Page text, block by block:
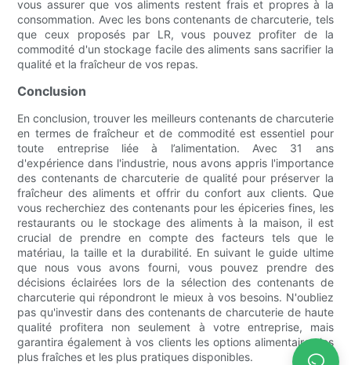
vous assurer que vos aliments restent frais et propres à la
consommation. Avec les bons contenants de charcuterie, tels
que ceux proposés par LR, vous pouvez profiter de la
commodité d'un stockage facile des aliments sans sacrifier la
qualité et la fraîcheur de vos repas.
Conclusion
En conclusion, trouver les meilleurs contenants de charcuterie
en termes de fraîcheur et de commodité est essentiel pour
toute entreprise liée à l’alimentation. Avec 31 ans
d'expérience dans l'industrie, nous avons appris l'importance
des contenants de charcuterie de qualité pour préserver la
fraîcheur des aliments et offrir du confort aux clients. Que
vous recherchiez des contenants pour les épiceries fines, les
restaurants ou le stockage des aliments à la maison, il est
crucial de prendre en compte des facteurs tels que le
matériau, la taille et la durabilité. En suivant le guide ultime
que nous vous avons fourni, vous pouvez prendre des
décisions éclairées lors de la sélection des contenants de
charcuterie qui répondront le mieux à vos besoins. N'oubliez
pas qu'investir dans des contenants de charcuterie de haute
qualité profitera non seulement à votre entreprise, mais
garantira également à vos clients les options alimentaires les
plus fraîches et les plus pratiques disponibles.